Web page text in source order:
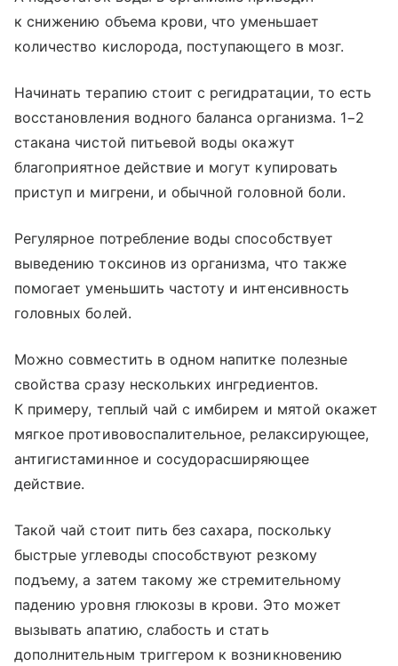
к снижению объема крови, что уменьшает
количество кислорода, поступающего в мозг.
Начинать терапию стоит с регидратации, то есть
восстановления водного баланса организма. 1−2
стакана чистой питьевой воды окажут
благоприятное действие и могут купировать
приступ и мигрени, и обычной головной боли.
Регулярное потребление воды способствует
выведению токсинов из организма, что также
помогает уменьшить частоту и интенсивность
головных болей.
Можно совместить в одном напитке полезные
свойства сразу нескольких ингредиентов.
К примеру, теплый чай с имбирем и мятой окажет
мягкое противовоспалительное, релаксирующее,
антигистаминное и сосудорасширяющее
действие.
Такой чай стоит пить без сахара, поскольку
быстрые углеводы способствуют резкому
подъему, а затем такому же стремительному
падению уровня глюкозы в крови. Это может
вызывать апатию, слабость и стать
дополнительным триггером к возникновению